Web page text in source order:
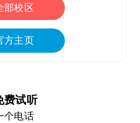
部校区
方主页
费试听
个电话